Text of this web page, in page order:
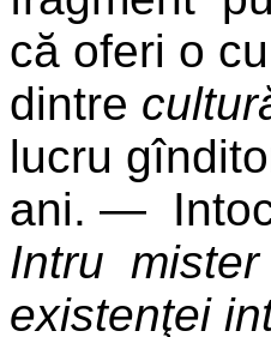
că oferi o
dintre
lucru
ani. —
Intru mister
existenţei